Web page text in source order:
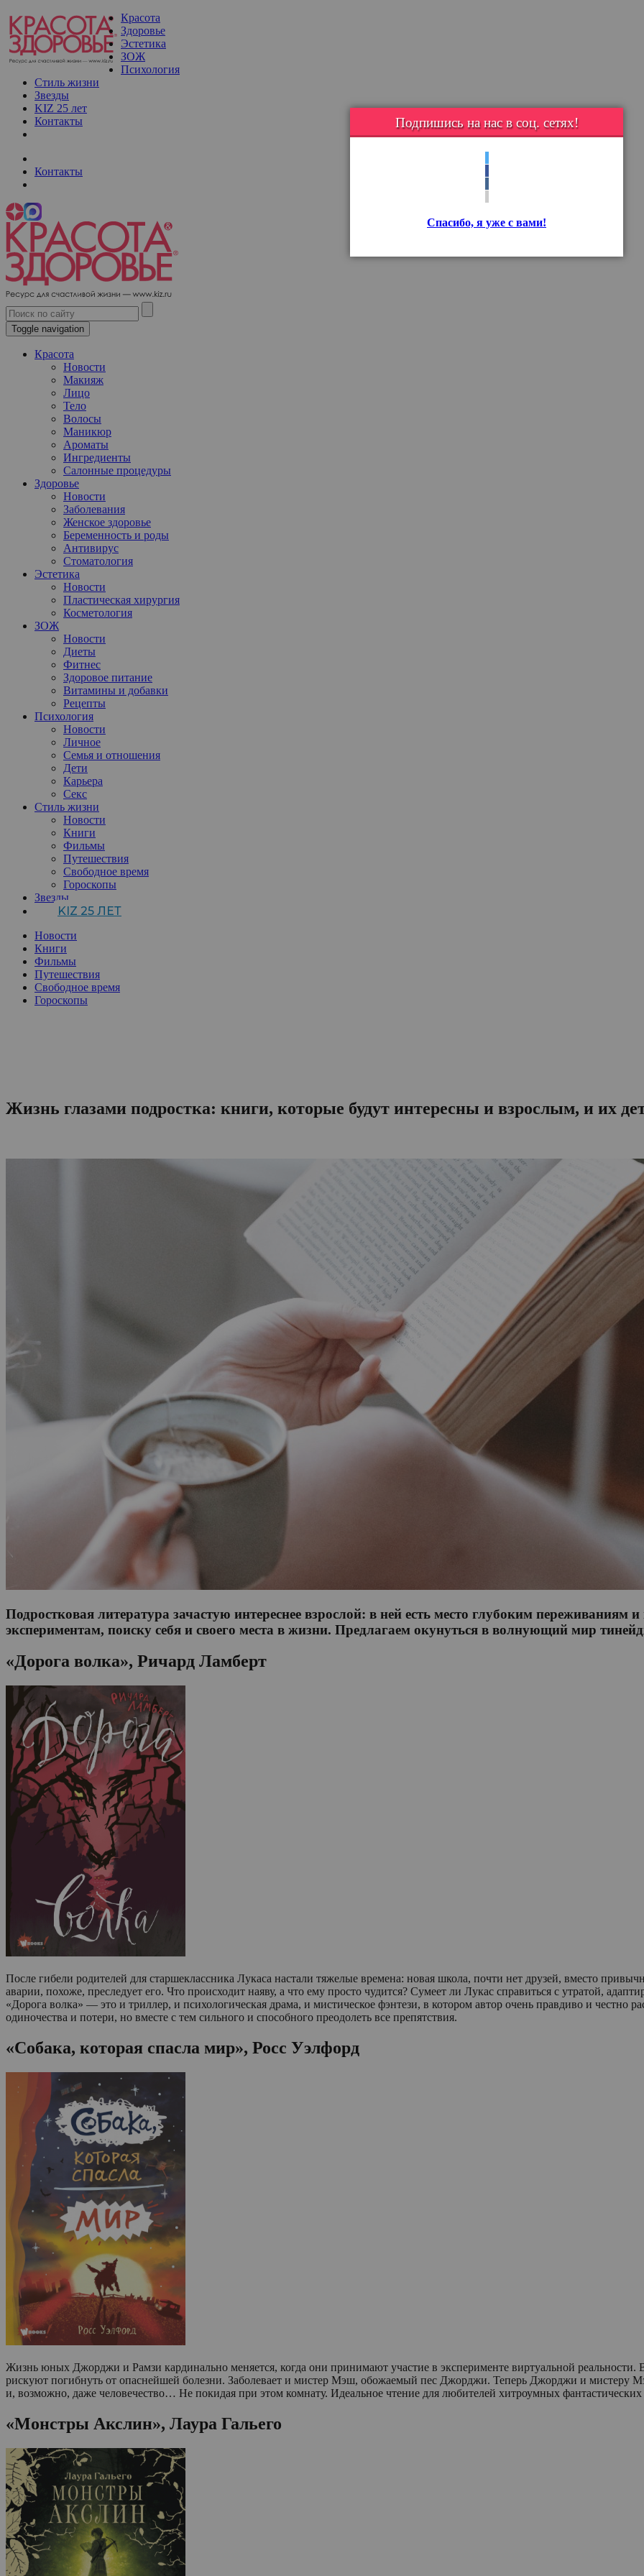
Красота
Здоровье
Эстетика
ЗОЖ
Психология
Стиль жизни
Звезды
KIZ 25 лет
Контакты
Контакты
Toggle navigation
Красота
Новости
Макияж
Лицо
Тело
Волосы
Маникюр
Ароматы
Ингредиенты
Салонные процедуры
Здоровье
Новости
Заболевания
Женское здоровье
Беременность и роды
Антивирус
Стоматология
Эстетика
Новости
Пластическая хирургия
Косметология
ЗОЖ
Новости
Диеты
Фитнес
Здоровое питание
Витамины и добавки
Рецепты
Психология
Новости
Личное
Семья и отношения
Дети
Карьера
Секс
Стиль жизни
Новости
Книги
Фильмы
Путешествия
Свободное время
Гороскопы
Звезды
KIZ 25 ЛЕТ
Новости
Книги
Фильмы
Путешествия
Свободное время
Гороскопы
Подпишись на нас в соц. сетях!
Спасибо, я уже с вами!
Жизнь глазами подростка: книги, которые будут интересны и взрослым, и их
Подростковая литература зачастую интереснее взрослой: в ней есть место глубоким
экспериментам, поиску себя и своего места в жизни. Предлагаем окунуться в волнующий мир
«Дорога волка», Ричард Ламберт
После гибели родителей для старшеклассника Лукаса настали тяжелые времена: новая школа, почти нет друзей, вместо
аварии, похоже, преследует его. Что происходит наяву, а что ему просто чудится? Сумеет ли Лукас справиться с утратой,
«Дорога волка» — это и триллер, и психологическая драма, и мистическое фэнтези, в котором автор очень правдиво и честно
одиночества и потери, но вместе с тем сильного и способного преодолеть все препятствия.
«Собака, которая спасла мир», Росс Уэлфорд
Жизнь юных Джорджи и Рамзи кардинально меняется, когда они принимают участие в эксперименте виртуальной реальности.
рискуют погибнуть от опаснейшей болезни. Заболевает и мистер Мэш, обожаемый пес Джорджи. Теперь Джорджи и мистеру
и, возможно, даже человечество… Не покидая при этом комнату. Идеальное чтение для любителей хитроумных
«Монстры Акслин», Лаура Гальего